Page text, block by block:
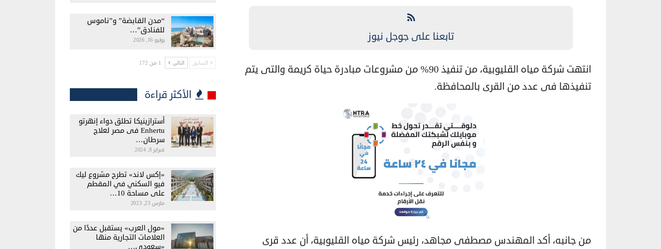
تابعنا على جوجل نيوز
انتهت شركة مياه القليوبية، من تنفيذ 90% من مشروعات مبادرة حياة كريمة والتى يتم
تنفيذها فى عدد من القرى بالمحافظة.
من جانبه، أكد المهندس مصطفى مجاهد، رئيس شركة مياه القليوبية، أن عدد قرى
“مدن القابضة” و”ناموس
للفنادق”…
يوليو 16, 2026
السابق التالي 1 من 172
الأكثر قراءة
أسترازينيكا تطلق دواء إنهرتو
Enhertu فى مصر لعلاج
سرطان…
فبراير 8, 2024
«إكس لاند» تطرح مشروع ليك
فيو السكني في المقطم
على مساحة 10…
مارس 23, 2023
«مول العرب» يستقبل عددًا من
العلامات التجارية منها
«سعودي…